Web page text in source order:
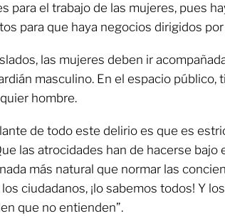
para el trabajo de las mujeres, pues
para que haya negocios dirigidos por
las mujeres deben ir
masculino. En el espacio público,
hombre.
de todo este delirio es que es
las atrocidades han de hacerse bajo
más natural que normar las
ciudadanos, ¡lo sabemos todos! Y
que no entienden”.